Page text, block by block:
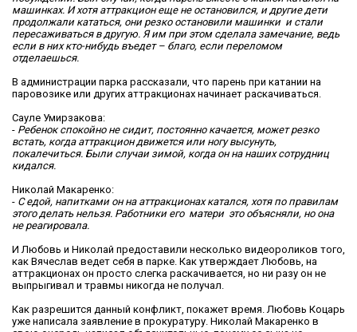
машинках. И хотя аттракцион еще не остановился, и другие дети
продолжали кататься, они резко остановили машинки и стали
пересаживаться в другую. Я им при этом сделала замечание, ведь
если в них кто-нибудь въедет – благо, если переломом
отделаешься.
В администрации парка рассказали, что парень при катании на
паровозике или других аттракционах начинает раскачиваться.
Сауле Умирзакова:
- Ребенок спокойно не сидит, постоянно качается, может резко
встать, когда аттракцион движется или ногу высунуть,
покалечиться. Были случаи зимой, когда он на наших сотрудниц
кидался.
Николай Макаренко:
- С едой, напитками он на аттракционах катался, хотя по правилам
этого делать нельзя. Работники его матери это объясняли, но она
не реагировала.
И Любовь и Николай предоставили несколько видеороликов того,
как Вячеслав ведет себя в парке. Как утверждает Любовь, на
аттракционах он просто слегка раскачивается, но ни разу он не
выпрыгивал и травмы никогда не получал.
Как разрешится данный конфликт, покажет время. Любовь Коцарь
уже написала заявление в прокуратуру. Николай Макаренко в